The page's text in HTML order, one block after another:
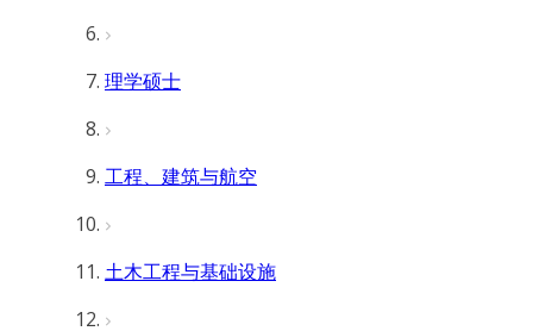
理学硕士
工程、建筑与航空
土木工程与基础设施